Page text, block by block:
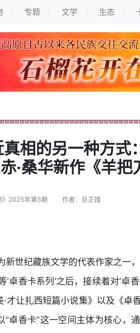
专题 文学 生态
相的另一种方式
桑华新作《羊把
》2025年第5期 作者：旦正措
新世纪藏族文学的代表作家之一
卓香卡系列’之后，接续着对‘卓
才让扎西短篇小说集》以及《卓
“卓香卡”这一空间主体为核心，